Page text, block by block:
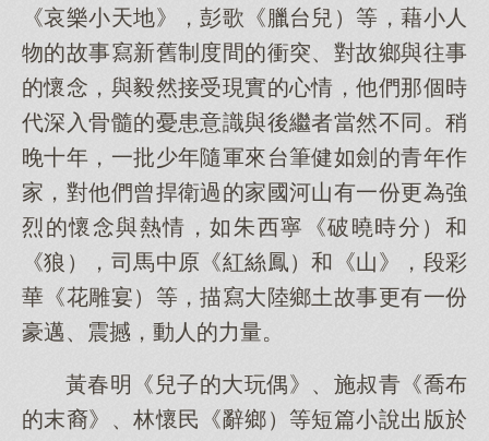
《哀樂小天地》，彭歌《臘台兒）等，藉小人
物的故事寫新舊制度間的衝突、對故鄉與往事
的懷念，與毅然接受現實的心情，他們那個時
代深入骨髓的憂患意識與後繼者當然不同。稍
晚十年，一批少年隨軍來台筆健如劍的青年作
家，對他們曾捍衛過的家國河山有一份更為強
烈的懷念與熱情，如朱西寧《破曉時分）和
《狼），司馬中原《紅絲鳳）和《山》，段彩
華《花雕宴）等，描寫大陸鄉土故事更有一份
豪邁、震撼，動人的力量。
黃春明《兒子的大玩偶》、施叔青《喬布
的末裔》、林懷民《辭鄉）等短篇小說出版於